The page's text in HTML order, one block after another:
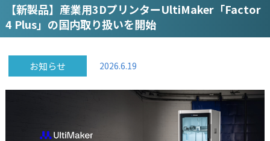
【新製品】産業用3DプリンターUltiMaker「Factor
4 Plus」の国内取り扱いを開始
お知らせ 2026.6.19